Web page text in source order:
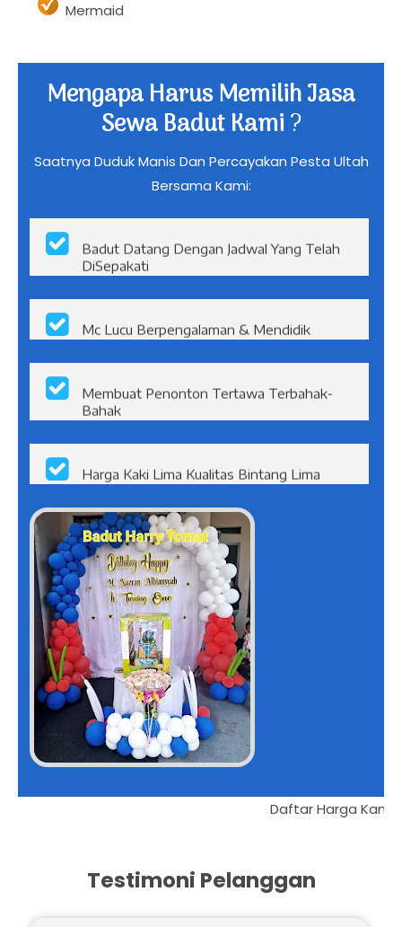
Mengapa Harus Memilih Jasa
Sewa Badut Kami?
Saatnya Duduk Manis Dan Percayakan Pesta Ultah
Badut Datang Dengan Jadwal Yang Telah
Membuat Penonton Tertawa Terbahak-